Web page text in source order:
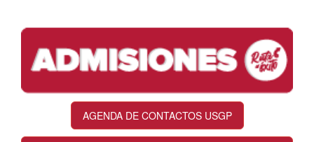
AGENDA DE CONTACTOS USGP